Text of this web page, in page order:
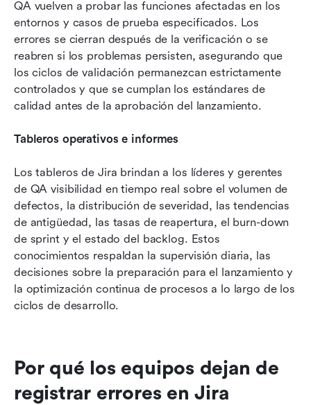
QA vuelven a probar las funciones afectadas en los
entornos y casos de prueba especificados. Los
errores se cierran después de la verificación o se
reabren si los problemas persisten, asegurando que
los ciclos de validación permanezcan estrictamente
controlados y que se cumplan los estándares de
calidad antes de la aprobación del lanzamiento.
Tableros operativos e informes
Los tableros de Jira brindan a los líderes y gerentes
de QA visibilidad en tiempo real sobre el volumen de
defectos, la distribución de severidad, las tendencias
de antigüedad, las tasas de reapertura, el burn-down
de sprint y el estado del backlog. Estos
conocimientos respaldan la supervisión diaria, las
decisiones sobre la preparación para el lanzamiento y
la optimización continua de procesos a lo largo de los
ciclos de desarrollo.
Por qué los equipos dejan de
registrar errores en Jira